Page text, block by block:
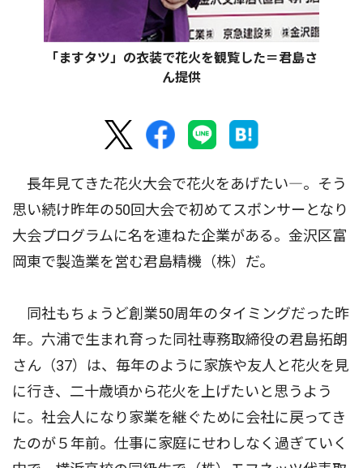
「ますタツ」の衣装で花火を観覧した＝君島さ
ん提供
長年見てきた花火大会で花火をあげたい―。そう
思い続け昨年の50回大会で初めてスポンサーとなり
大会プログラムに名を連ねた企業がある。金沢区富
岡東で製造業を営む君島精機（株）だ。
同社もちょうど創業50周年のタイミングだった昨
年。六浦で生まれ育った同社専務取締役の君島拓朗
さん（37）は、毎年のように家族や友人と花火を見
に行き、二十歳頃から花火を上げたいと思うよう
に。社会人になり家業を継ぐために会社に戻ってき
たのが５年前。仕事に家庭にせわしなく過ぎていく